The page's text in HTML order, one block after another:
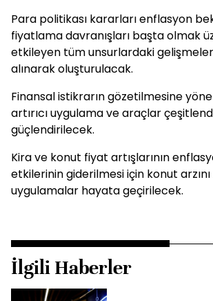
Para politikası kararları enflasyon
fiyatlama davranışları başta olmak
etkileyen tüm unsurlardaki
alınarak oluşturulacak.
Finansal istikrarın gözetilmesine
artırıcı uygulama ve araçlar
güçlendirilecek.
Kira ve konut fiyat artışlarının
etkilerinin giderilmesi için konut arzını
uygulamalar hayata geçirilecek.
İlgili Haberler